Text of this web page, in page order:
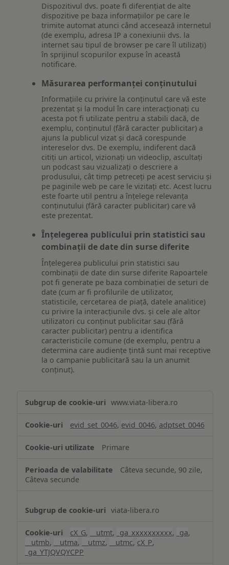
Dispozitivul dvs. poate fi diferențiat de alte
dispozitive pe baza informațiilor pe care le
trimite automat atunci când accesează internetul
(de exemplu, adresa IP a conexiunii dvs. la
internet sau tipul de browser pe care îl utilizați)
în sprijinul scopurilor expuse în această
notificare.
Măsurarea performanței conținutului
Informațiile cu privire la conținutul care vă este
prezentat și la modul în care interacționați cu
acesta pot fi utilizate pentru a stabili dacă, de
exemplu, conținutul (fără caracter publicitar) a
ajuns la publicul vizat și dacă corespunde
intereselor dvs. De exemplu, indiferent dacă
citiți un articol, vizionați un videoclip, ascultați
un podcast sau vizualizați o descriere a
produsului, cât timp petreceți pe acest serviciu și
pe paginile web pe care le vizitați etc. Acest lucru
este foarte util pentru a înțelege relevanța
conținutului (fără caracter publicitar) care vă
este prezentat.
Înțelegerea publicului prin statistici sau
combinații de date din surse diferite
Înțelegerea publicului prin statistici sau
combinații de date din surse diferite Rapoartele
pot fi generate pe baza combinației de seturi de
date (cum ar fi profilurile de utilizator,
statisticile, cercetarea de piață, datele analitice)
cu privire la interacțiunile dvs. și cele ale altor
utilizatori cu conținut publicitar sau (fără
caracter publicitar) pentru a identifica
caracteristicile comune (de exemplu, pentru a
determina care audiențe țintă sunt mai receptive
la o campanie publicitară sau la un anumit
conținut).
www.viata-libera.ro
evid_set_0046, evid_0046, adptset_0046
Primare
Câteva secunde, 90 zile,
Câteva secunde
viata-libera.ro
cX_G, __utmt, _ga_xxxxxxxxxx, _ga,
__utmb, __utma, __utmz, __utmc, cX_P,
_ga_YTJQVQYCPP